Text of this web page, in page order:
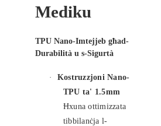
Mediku
TPU Nano-Imtejjeb għad-
Durabilità u s-Sigurtà
·
Kostruzzjoni Nano-
TPU ta' 1.5mm
Ħxuna ottimizzata
tibbilanċja l-